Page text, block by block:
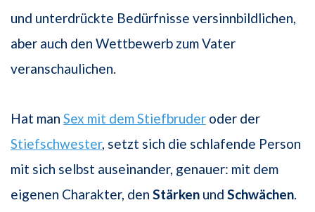
und unterdrückte Bedürfnisse versinnbildlichen,
aber auch den Wettbewerb zum Vater
veranschaulichen.
Hat man Sex mit dem Stiefbruder oder der
Stiefschwester, setzt sich die schlafende Person
mit sich selbst auseinander, genauer: mit dem
eigenen Charakter, den Stärken und Schwächen.